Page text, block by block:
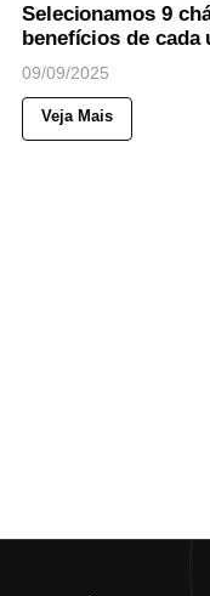
Selecionamos 9
benefícios de cada
09/09/2025
Veja Mais